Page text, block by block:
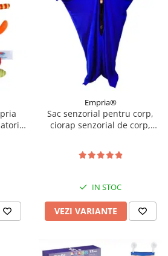
Empria®
Sac senzorial pentru corp,
ciorap senzorial de corp,
IN STOC
VEZI VARIANTE